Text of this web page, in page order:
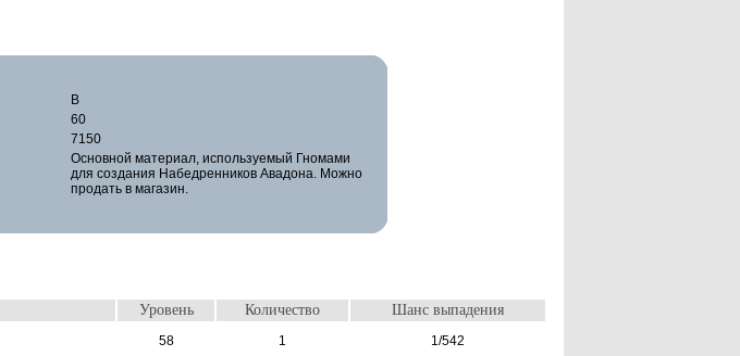
B
60
7150
Основной материал, используемый Гномами
для создания Набедренников Авадона. Можно
продать в магазин.
Уровень Количество Шанс выпадения
58 1 1/542